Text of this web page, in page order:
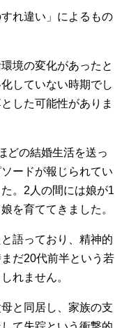
れ違い」によるもの
境の変化があったと
していない時期でし
した可能性がありま
どの結婚生活を送っ
ードが報じられてい
。2人の間には娘が1
を育ててきました。
語っており、精神的
だ20代前半という若
れません。
と同居し、家族の支